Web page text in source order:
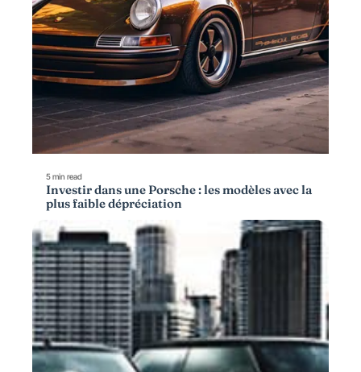
5 min read
Investir dans une Porsche : les modèles avec la
plus faible dépréciation